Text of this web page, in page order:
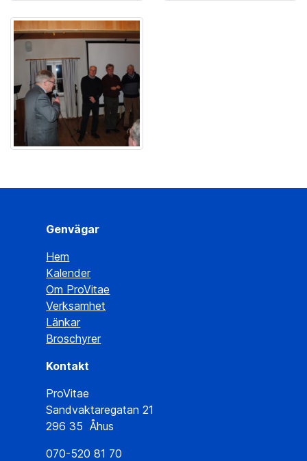
Genvägar
Hem
Kalender
Om ProVitae
Verksamhet
Länkar
Broschyrer
Kontakt
ProVitae
Sandvaktaregatan 21
296 35 Åhus
070-520 81 70